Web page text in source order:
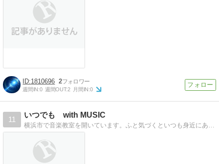
1810696 2
週間IN:0 週間OUT:2 月間IN:0
11
いつでも with MUSIC
横浜市で音楽教室を開いています。ふと気づくといつも身近にある音楽。その想いを綴りたいと思います。